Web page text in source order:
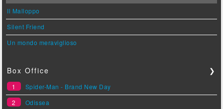
Il Malloppo
Silent Friend
Un mondo meraviglioso
Box Office ❯
1
Spider-Man - Brand New Day
2
Odissea